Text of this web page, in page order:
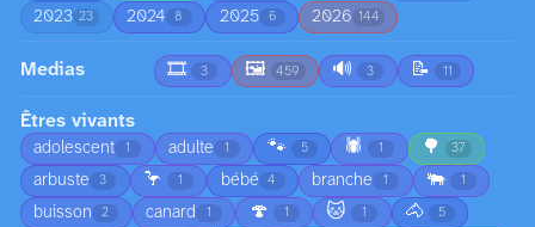
2023 23 2024 8 2025 6 2026 144
Medias 🎞️ 3 🖼️ 459 🔊 3 📝 11
Êtres vivants
adolescent 1 adulte 1 🐾 5 🕷️ 1 🌳 37
arbuste 3 🦩 1 bébé 4 branche 1 🐃 1
buisson 2 canard 1 🍄 1 🐱 1 🐴 5